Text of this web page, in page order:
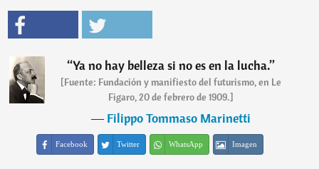
“Ya no hay belleza si no es en la lucha.”
[Fuente: Fundación y manifiesto del futurismo, en Le
Figaro, 20 de febrero de 1909.]
―Filippo Tommaso Marinetti
Facebook Twitter WhatsApp Imagen